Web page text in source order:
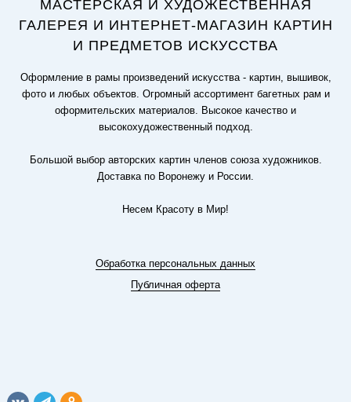
МАСТЕРСКАЯ И ХУДОЖЕСТВЕННАЯ
ГАЛЕРЕЯ И ИНТЕРНЕТ-МАГАЗИН КАРТИН
И ПРЕДМЕТОВ ИСКУССТВА
Оформление в рамы произведений искусства - картин, вышивок,
фото и любых объектов. Огромный ассортимент багетных рам и
оформительских материалов. Высокое качество и
высокохудожественный подход.
Большой выбор авторских картин членов союза художников.
Доставка по Воронежу и России.
Несем Красоту в Мир!
Обработка персональных данных
Публичная оферта